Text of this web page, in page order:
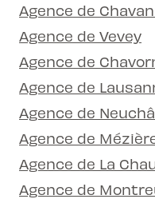
Agence de
Agence de Vevey
Agence de
Agence de
Agence de
Agence de
Agence de La
Agence de